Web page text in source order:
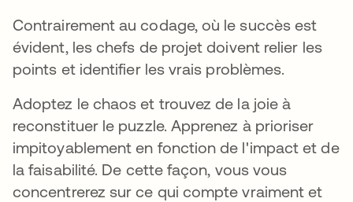
Contrairement au codage, où le succès est
évident, les chefs de projet doivent relier les
points et identifier les vrais problèmes.
Adoptez le chaos et trouvez de la joie à
reconstituer le puzzle. Apprenez à prioriser
impitoyablement en fonction de l'impact et de
la faisabilité. De cette façon, vous vous
concentrerez sur ce qui compte vraiment et